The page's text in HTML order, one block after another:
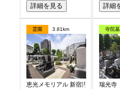
詳細を見る 詳細
霊園 3.81km
恵光メモリアル 新宿浄苑
寺院
瑞光寺